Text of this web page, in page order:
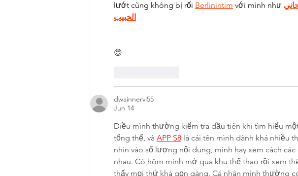
lướt cũng không bị rối Berlinintim với mình như
الحبيب
😍
dwainnervi55
Jun 14
Điều mình thường kiểm tra đầu tiên khi tìm hiểu
tổng thể, và APP S8 là cái tên mình dành khá nhiều
nhìn vào số lượng nội dung, mình hay xem cách
nhau. Có hôm mình mở qua khu thể thao rồi xem
thấy mọi thứ khá gọn gàng. Cá nhân mình thường